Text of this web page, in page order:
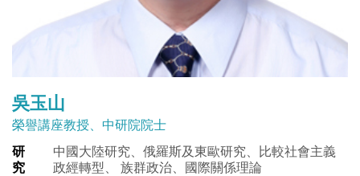
吳玉山
榮譽講座教授、中研院院士
研
究
中國大陸研究、俄羅斯及東歐研究、比較社會主義
政經轉型、 族群政治、國際關係理論